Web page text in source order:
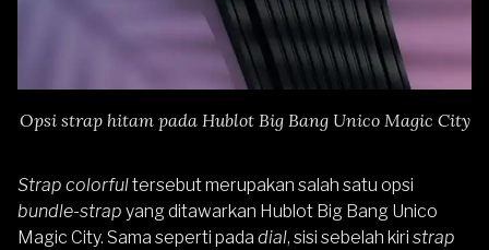
Opsi strap hitam pada Hublot Big Bang Unico Magic City
Strap colorfultersebut merupakan salah satu opsi
bundle-strap yang ditawarkan Hublot Big Bang Unico
Magic City. Sama seperti pada dial, sisi sebelah kiri strap